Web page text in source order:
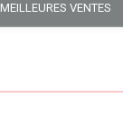
MEILLEURES VENTES